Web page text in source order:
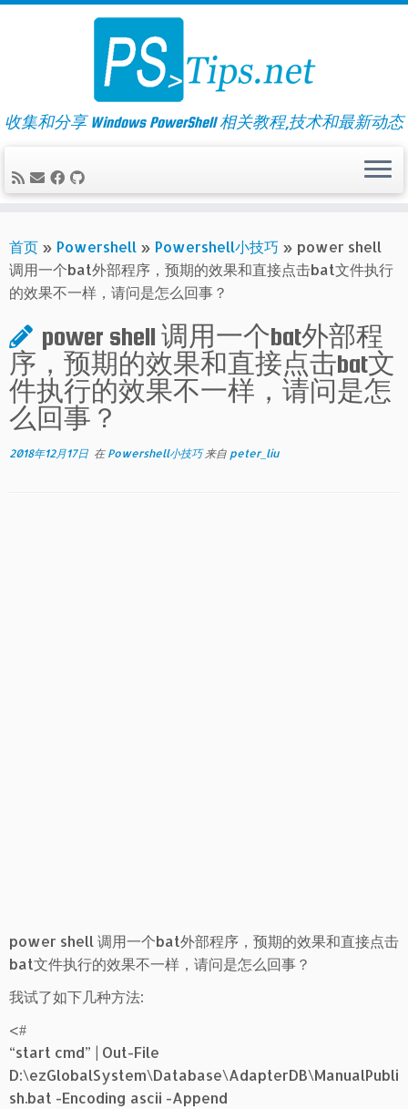
Skip
收集和分享 Windows PowerShell 相关教程,技术和最新动态
首页 » Powershell » Powershell小技巧 » power shell
调用一个bat外部程序，预期的效果和直接点击bat文件执行
的效果不一样，请问是怎么回事？
power shell 调用一个bat外部程
序，预期的效果和直接点击bat文
件执行的效果不一样，请问是怎
么回事？
2018年12月17日 在 Powershell小技巧来自 peter_liu
power shell 调用一个bat外部程序，预期的效果和直接点击
bat文件执行的效果不一样，请问是怎么回事？
我试了如下几种方法:
<#
“start cmd” | Out-File
D:\ezGlobalSystem\Database\AdapterDB\ManualPubli
sh.bat -Encoding ascii -Append